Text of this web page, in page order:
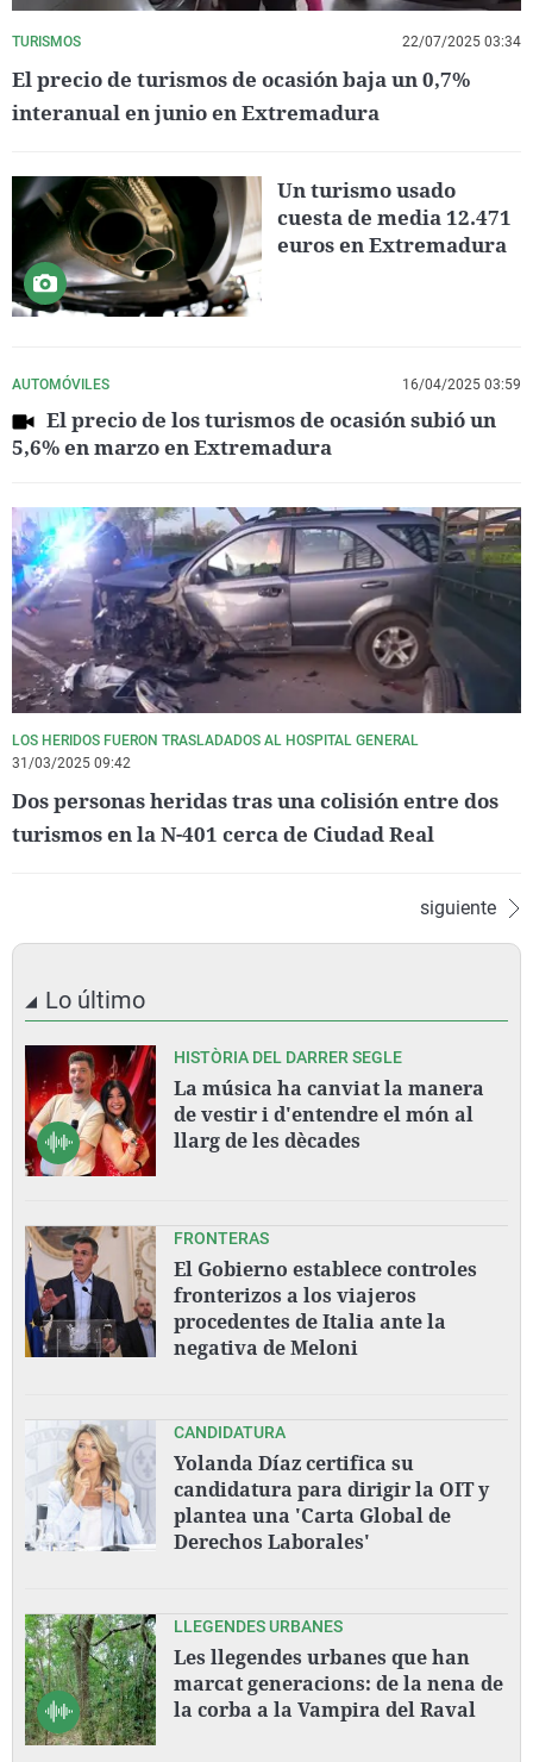
TURISMOS 22/07/2025 03:34
El precio de turismos de ocasión baja un 0,7%
interanual en junio en Extremadura
Un turismo usado
cuesta de media 12.471
euros en Extremadura
AUTOMÓVILES 16/04/2025 03:59
El precio de los turismos de ocasión subió un
5,6% en marzo en Extremadura
LOS HERIDOS FUERON TRASLADADOS AL HOSPITAL GENERAL
31/03/2025 09:42
Dos personas heridas tras una colisión entre dos
turismos en la N-401 cerca de Ciudad Real
siguiente
Lo último
HISTÒRIA DEL DARRER SEGLE
La música ha canviat la manera
de vestir i d'entendre el món al
llarg de les dècades
FRONTERAS
El Gobierno establece controles
fronterizos a los viajeros
procedentes de Italia ante la
negativa de Meloni
CANDIDATURA
Yolanda Díaz certifica su
candidatura para dirigir la OIT y
plantea una 'Carta Global de
Derechos Laborales'
LLEGENDES URBANES
Les llegendes urbanes que han
marcat generacions: de la nena de
la corba a la Vampira del Raval